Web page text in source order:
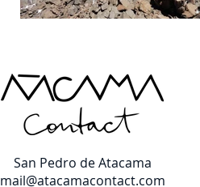
San Pedro de Atacama
mail@atacamacontact.com